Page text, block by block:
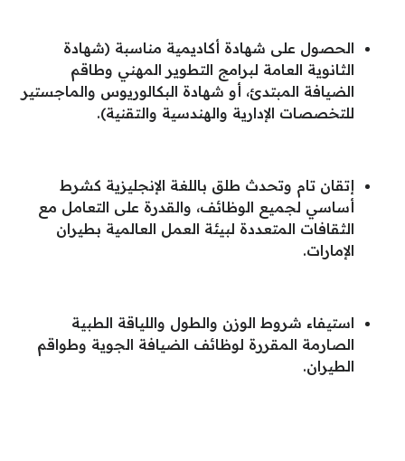
الحصول على شهادة أكاديمية مناسبة (شهادة
الثانوية العامة لبرامج التطوير المهني وطاقم
الضيافة المبتدئ، أو شهادة البكالوريوس والماجستير
للتخصصات الإدارية والهندسية والتقنية).
إتقان تام وتحدث طلق باللغة الإنجليزية كشرط
أساسي لجميع الوظائف، والقدرة على التعامل مع
الثقافات المتعددة لبيئة العمل العالمية بطيران
الإمارات.
استيفاء شروط الوزن والطول واللياقة الطبية
الصارمة المقررة لوظائف الضيافة الجوية وطواقم
الطيران.